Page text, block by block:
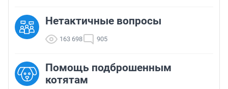
Нетактичные вопросы
163 698 905
Помощь подброшенным
котятам